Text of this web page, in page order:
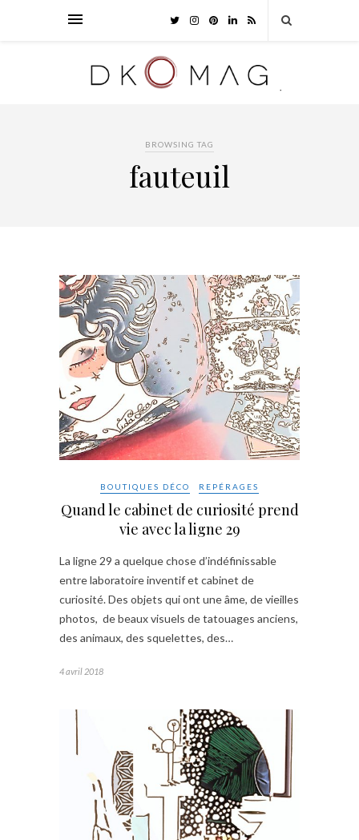
BROWSING TAG
fauteuil
BOUTIQUES DÉCO REPÉRAGES
Quand le cabinet de curiosité prend
vie avec la ligne 29
La ligne 29 a quelque chose d’indéfinissable
entre laboratoire inventif et cabinet de
curiosité. Des objets qui ont une âme, de vieilles
photos, de beaux visuels de tatouages anciens,
des animaux, des squelettes, des…
4 avril 2018